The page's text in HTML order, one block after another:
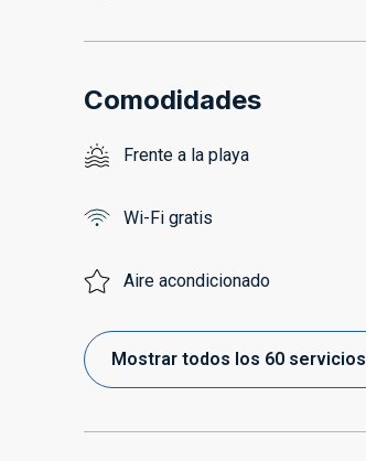
Comodidades
Frente a la playa
Wi-Fi gratis
Aire acondicionado
Mostrar todos los 60 servicios